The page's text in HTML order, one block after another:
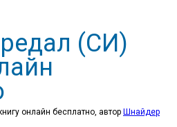
(СИ)
онлайн бесплатно, автор Шнайдер